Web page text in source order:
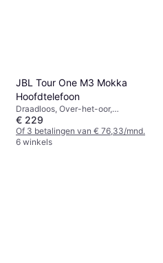
JBL Tour One M3 Mokka
Hoofdtelefoon
Draadloos, Over-het-oor,
Microfoon, Actieve
ruisonderdrukking, Bluetooth
€ 229
Of 3 betalingen van € 76,33/mnd.
6 winkels